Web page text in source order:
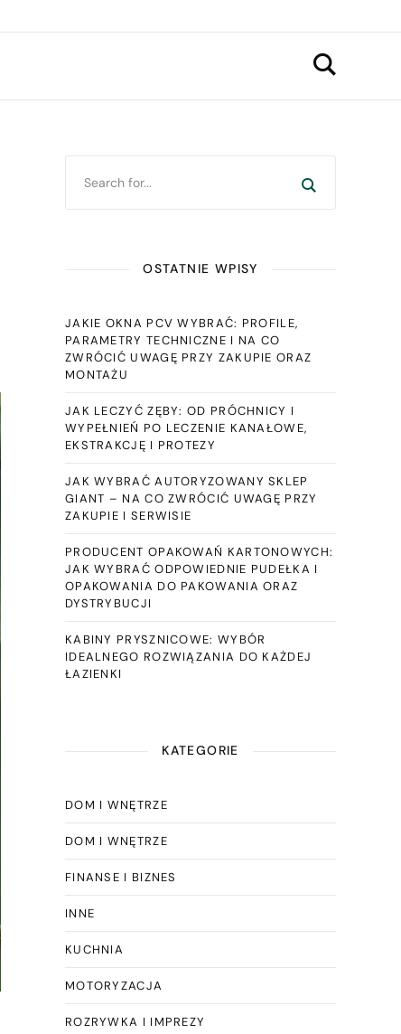
OSTATNIE WPISY
JAKIE OKNA PCV WYBRAĆ: PROFILE,
PARAMETRY TECHNICZNE I NA CO
ZWRÓCIĆ UWAGĘ PRZY ZAKUPIE ORAZ
MONTAŻU
JAK LECZYĆ ZĘBY: OD PRÓCHNICY I
WYPEŁNIEŃ PO LECZENIE KANAŁOWE,
EKSTRAKCJĘ I PROTEZY
JAK WYBRAĆ AUTORYZOWANY SKLEP
GIANT – NA CO ZWRÓCIĆ UWAGĘ PRZY
ZAKUPIE I SERWISIE
PRODUCENT OPAKOWAŃ KARTONOWYCH:
JAK WYBRAĆ ODPOWIEDNIE PUDEŁKA I
OPAKOWANIA DO PAKOWANIA ORAZ
DYSTRYBUCJI
KABINY PRYSZNICOWE: WYBÓR
IDEALNEGO ROZWIĄZANIA DO KAŻDEJ
ŁAZIENKI
KATEGORIE
DOM I WNĘTRZE
DOM I WNĘTRZE
FINANSE I BIZNES
INNE
KUCHNIA
MOTORYZACJA
ROZRYWKA I IMPREZY